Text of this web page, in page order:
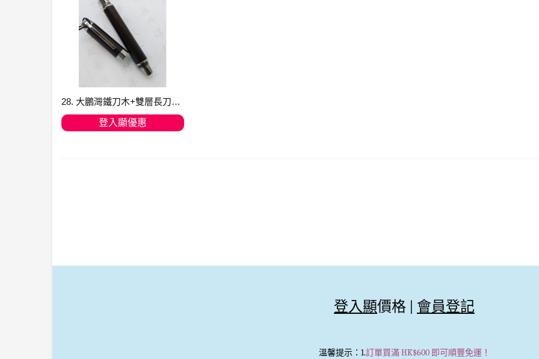
28. 大鵬灣鐵刀木+雙層長刀研尖 (現貨)
登入顯優惠
登入顯價格 | 會員登記
溫馨提示：1.訂單買滿 HK$600 即可順豐免運！